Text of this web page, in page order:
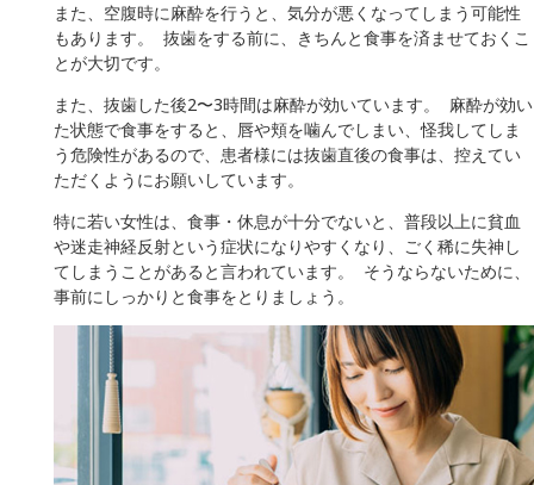
また、空腹時に麻酔を行うと、気分が悪くなってしまう可能性
もあります。 抜歯をする前に、きちんと食事を済ませておくこ
とが大切です。
また、抜歯した後2〜3時間は麻酔が効いています。 麻酔が効い
た状態で食事をすると、唇や頬を噛んでしまい、怪我してしま
う危険性があるので、患者様には抜歯直後の食事は、控えてい
ただくようにお願いしています。
特に若い女性は、食事・休息が十分でないと、普段以上に貧血
や迷走神経反射という症状になりやすくなり、ごく稀に失神し
てしまうことがあると言われています。 そうならないために、
事前にしっかりと食事をとりましょう。